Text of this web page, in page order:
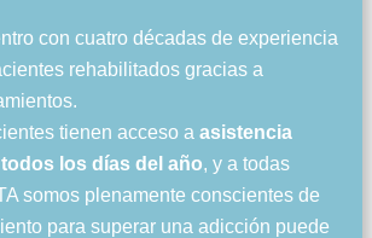
con cuatro décadas de experiencia
rehabilitados gracias a
tienen acceso a asistencia
los días del año, y a todas
somos plenamente conscientes de
para superar una adicción puede